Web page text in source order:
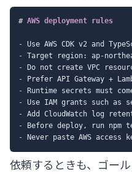
# AWS deployment rules
-
-
-
-
-
-
-
-
-
依頼するときも、ゴー